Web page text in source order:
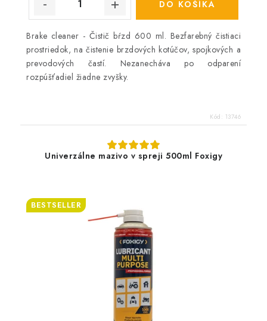
DO KOŠÍKA
Brake cleaner - Čistič bŕzd 600 ml. Bezfarebný čistiaci
prostriedok, na čistenie brzdových kotúčov, spojkových a
prevodových častí. Nezanecháva po odparení
rozpúšťadiel žiadne zvyšky.
Kód: 13746
Univerzálne mazivo v spreji 500ml Foxigy
BESTSELLER